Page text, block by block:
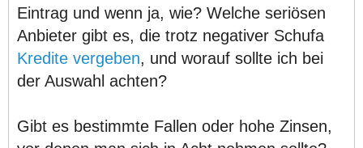
Eintrag und wenn ja, wie? Welche seriösen
Anbieter gibt es, die trotz negativer Schufa
Kredite vergeben, und worauf sollte ich bei
der Auswahl achten?
Gibt es bestimmte Fallen oder hohe Zinsen,